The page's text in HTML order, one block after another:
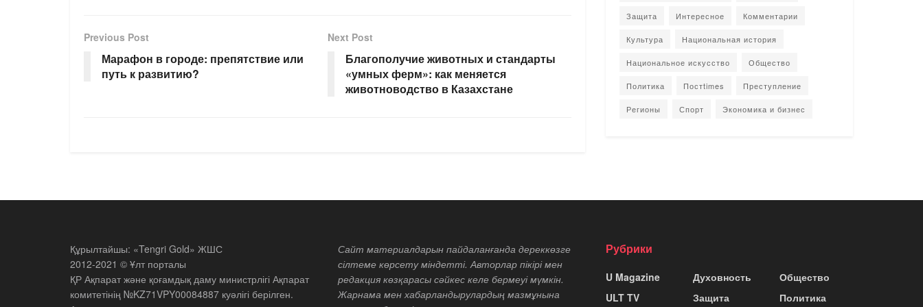
Previous Post
Марафон в городе: препятствие или
путь к развитию?
Next Post
Благополучие животных и стандарты
«умных ферм»: как меняется
животноводство в Казахстане
Защита Интересное Комментарии
Культура Национальная история
Национальное искусство Общество
Политика Постtimes Преступление
Регионы Спорт Экономика и бизнес
Құрылтайшы: «Tengri Gold» ЖШС
2012-2021 © Ұлт порталы
ҚР Ақпарат және қоғамдық даму министрлігі Ақпарат
комитетінің №KZ71VPY00084887 куәлігі берілген.
Сайт материалдарын пайдаланғанда дереккөзге
сілтеме көрсету міндетті. Авторлар пікірі мен
редакция көзқарасы сәйкес келе бермеуі мүмкін.
Жарнама мен хабарландырулардың мазмұнына
Рубрики
U Magazine
ULT TV
Духовность
Защита
Общество
Политика